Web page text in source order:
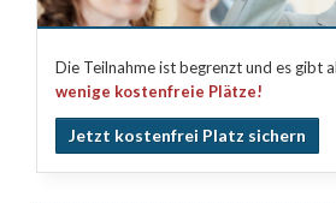
Die Teilnahme ist begrenzt und es gibt
wenige kostenfreie Plätze!
Jetzt kostenfrei Platz sichern